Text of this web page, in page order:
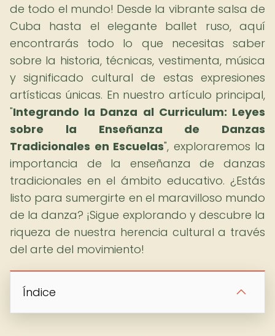
de todo el mundo! Desde la vibrante salsa de
Cuba hasta el elegante ballet ruso, aquí
encontrarás todo lo que necesitas saber
sobre la historia, técnicas, vestimenta, música
y significado cultural de estas expresiones
artísticas únicas. En nuestro artículo principal,
"Integrando la Danza al Curriculum: Leyes
sobre la Enseñanza de Danzas
Tradicionales en Escuelas", exploraremos la
importancia de la enseñanza de danzas
tradicionales en el ámbito educativo. ¿Estás
listo para sumergirte en el maravilloso mundo
de la danza? ¡Sigue explorando y descubre la
riqueza de nuestra herencia cultural a través
del arte del movimiento!
Índice